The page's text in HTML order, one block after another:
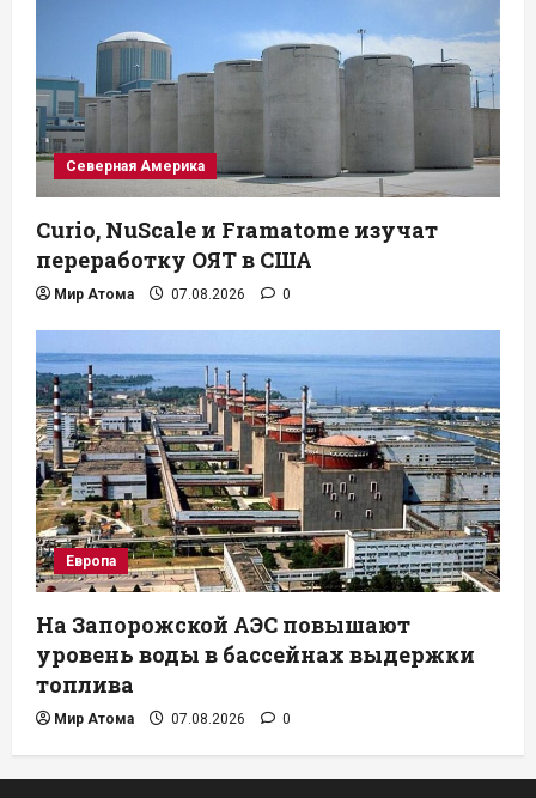
Северная Америка
Curio, NuScale и Framatome изучат
переработку ОЯТ в США
Мир Атома 07.08.2026 0
Европа
На Запорожской АЭС повышают
уровень воды в бассейнах выдержки
топлива
Мир Атома 07.08.2026 0